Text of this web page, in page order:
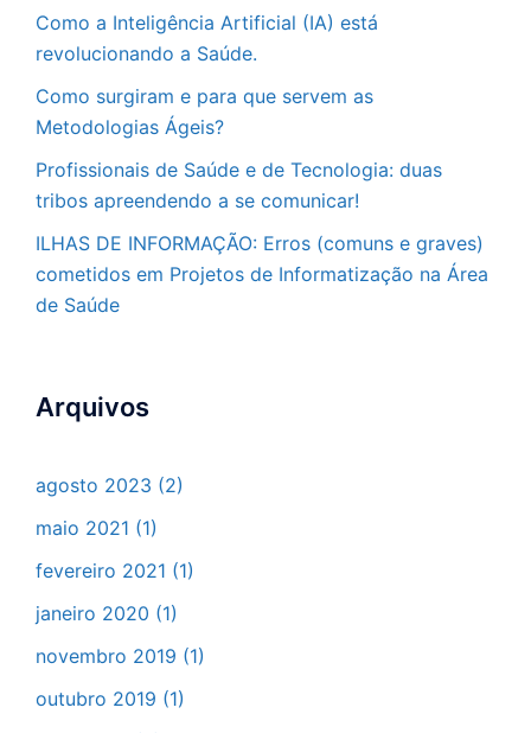
Como a Inteligência Artificial (IA) está
revolucionando a Saúde.
Como surgiram e para que servem as
Metodologias Ágeis?
Profissionais de Saúde e de Tecnologia: duas
tribos apreendendo a se comunicar!
ILHAS DE INFORMAÇÃO: Erros (comuns e graves)
cometidos em Projetos de Informatização na Área
de Saúde
Arquivos
agosto 2023 (2)
maio 2021 (1)
fevereiro 2021 (1)
janeiro 2020 (1)
novembro 2019 (1)
outubro 2019 (1)